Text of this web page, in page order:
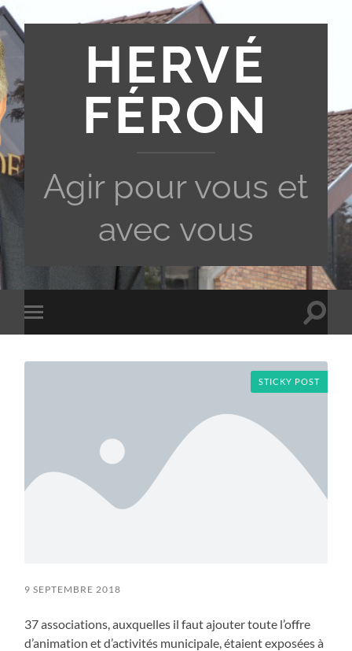
HERVÉ
FÉRON
Agir pour vous et
avec vous
Toggle
mobile
Toggle
STICKY POST
9 SEPTEMBRE 2018
37 associations, auxquelles il faut ajouter toute l’offre
d’animation et d’activités municipale, étaient exposées à